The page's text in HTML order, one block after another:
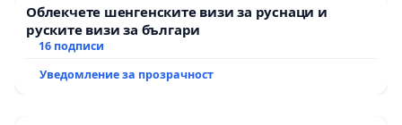
електроенергийна система от срив.
Неговите стабилни синхронни мощности
(въртяща инерция, реактивна мощност, горещ
Облекчете шенгенските визи за руснаци и
руските визи за българи
16 подписи
Уведомление за прозрачност